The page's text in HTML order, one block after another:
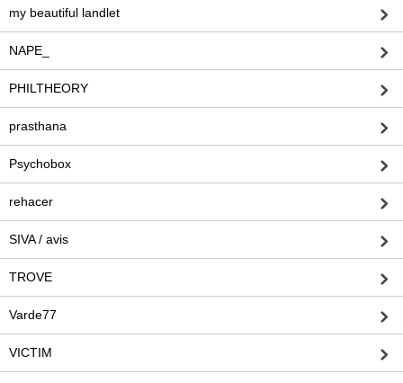
my beautiful landlet
NAPE_
PHILTHEORY
prasthana
Psychobox
rehacer
SIVA / avis
TROVE
Varde77
VICTIM